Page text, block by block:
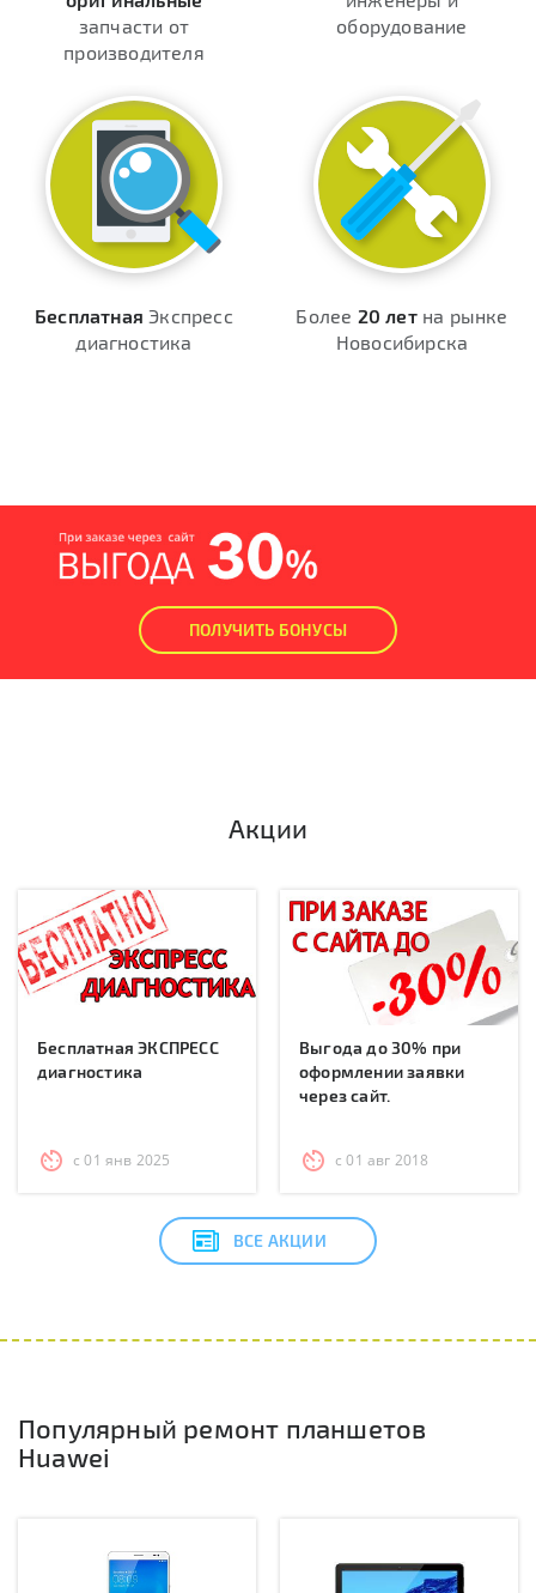
запчасти от
производителя
оборудование
Бесплатная Экспресс
диагностика
Более 20 летна рынке
Новосибирска
ПОЛУЧИТЬ БОНУСЫ
Акции
Бесплатная ЭКСПРЕСС
диагностика
с 01 янв 2025
Выгода до 30% при
оформлении заявки
через сайт.
с 01 авг 2018
ВСЕ АКЦИИ
Популярный ремонт планшетов
Huawei